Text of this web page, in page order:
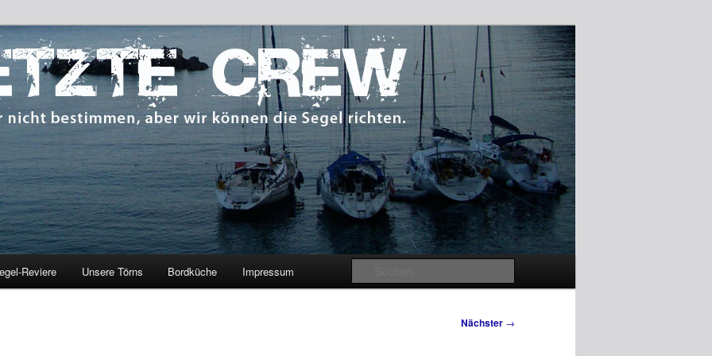
aber wir können die Segel richten.
Reviere Unsere Törns Bordküche Impressum
Nächster →